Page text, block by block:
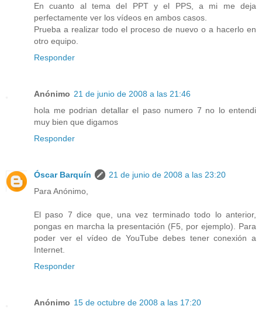
En cuanto al tema del PPT y el PPS, a mi me deja
perfectamente ver los vídeos en ambos casos.
Prueba a realizar todo el proceso de nuevo o a hacerlo en
otro equipo.
Responder
Anónimo 21 de junio de 2008 a las 21:46
hola me podrian detallar el paso numero 7 no lo entendi
muy bien que digamos
Responder
Óscar Barquín
21 de junio de 2008 a las 23:20
Para Anónimo,
El paso 7 dice que, una vez terminado todo lo anterior,
pongas en marcha la presentación (F5, por ejemplo). Para
poder ver el vídeo de YouTube debes tener conexión a
Internet.
Responder
Anónimo 15 de octubre de 2008 a las 17:20